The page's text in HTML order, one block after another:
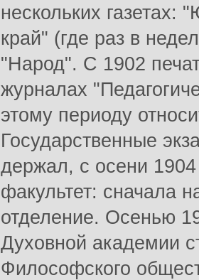
нескольких
край" (где раз в
"Народ". С 1902
журналах
этому периоду
Государственные
держал, с осени
факультет: сначала
отделение. Осенью
Духовной академии
Философского